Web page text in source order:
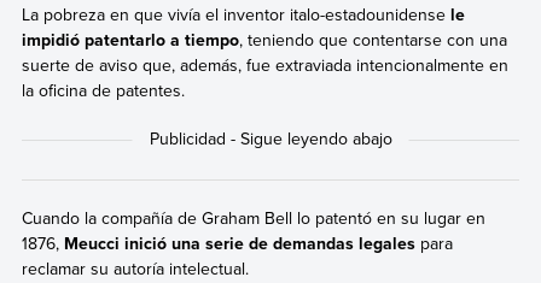
La pobreza en que vivía el inventor italo-estadounidense le
impidió patentarlo a tiempo, teniendo que contentarse con una
suerte de aviso que, además, fue extraviada intencionalmente en
la oficina de patentes.
Cuando la compañía de Graham Bell lo patentó en su lugar en
1876, Meucci inició una serie de demandas legalespara
reclamar su autoría intelectual.